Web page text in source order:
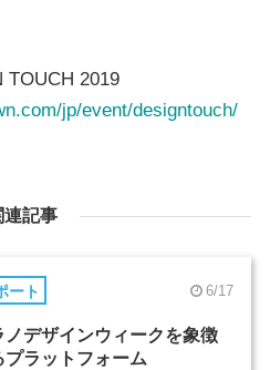
TOUCH 2019
jp/event/designtouch/
連記事
ート 6/17
ノデザインウィークを象徴
プラットフォーム